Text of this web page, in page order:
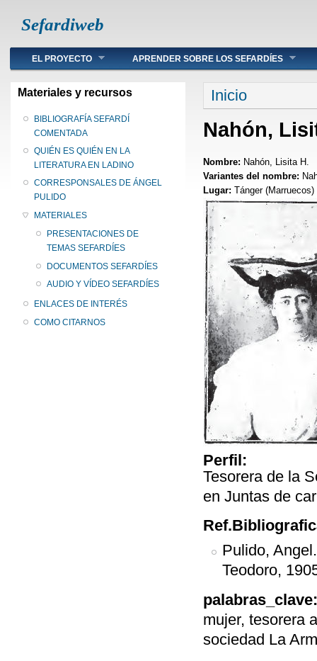
Sefardiweb
Main menu
EL PROYECTO APRENDER SOBRE LOS SEFARDÍES
Materiales y recursos
BIBLIOGRAFÍA SEFARDÍ
COMENTADA
QUIÉN ES QUIÉN EN LA
LITERATURA EN LADINO
CORRESPONSALES DE ÁNGEL
PULIDO
MATERIALES
PRESENTACIONES DE
TEMAS SEFARDÍES
DOCUMENTOS SEFARDÍES
AUDIO Y VÍDEO SEFARDÍES
ENLACES DE INTERÉS
COMO CITARNOS
Se encuentra
Inicio
Nahón,
Nombre: Nahón, Lisita H.
Variantes del nombre:
Lugar: Tánger (Marruecos)
Perfil:
Tesorera de la
en Juntas de
Pulido,
Teodoro,
mujer, tesorera
sociedad La